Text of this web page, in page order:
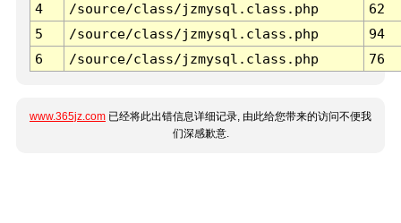
4
/source/class/jzmysql.class.php
62
5
/source/class/jzmysql.class.php
94
6
/source/class/jzmysql.class.php 76
www.365jz.com 已经将此出错信息详细记录, 由此给您带来的访问不便我
们深感歉意.